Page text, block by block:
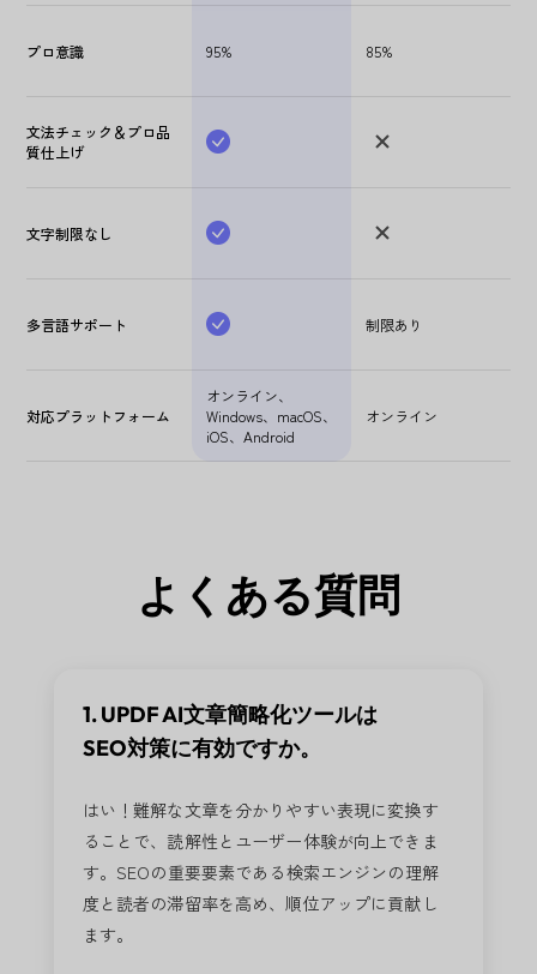
プロ意識 95% 85%
文法チェック＆プロ品
質仕上げ
文字制限なし
多言語サポート 制限あり
対応プラットフォーム
オンライン、
Windows、macOS、
iOS、Android
オンライン
よくある質問
1. UPDF AI文章簡略化ツールは
SEO対策に有効ですか。
はい！難解な文章を分かりやすい表現に変換す
ることで、読解性とユーザー体験が向上できま
す。SEOの重要要素である検索エンジンの理解
度と読者の滞留率を高め、順位アップに貢献し
ます。